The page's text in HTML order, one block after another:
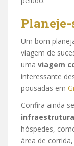
Planeje-
Um bom
viagem de
uma viagem
interessante
pousadas em
Confira ainda
infraestrutura
hóspedes,
área de